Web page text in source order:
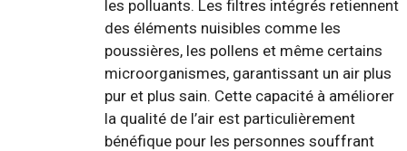
les polluants. Les filtres intégrés retiennent
des éléments nuisibles comme les
poussières, les pollens et même certains
microorganismes, garantissant un air plus
pur et plus sain. Cette capacité à améliorer
la qualité de l’air est particulièrement
bénéfique pour les personnes souffrant